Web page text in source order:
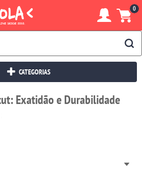
0
CATEGORIAS
Exatidão e Durabilidade